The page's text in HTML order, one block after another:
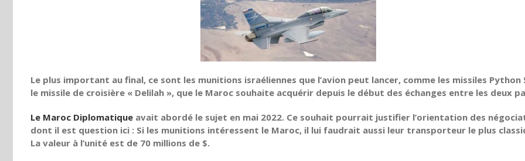
Le plus important au final, ce sont les munitions israéliennes que l’avion peut lancer, comme les missiles Python
le missile de croisière « Delilah », que le Maroc souhaite acquérir depuis le début des échanges entre les deux
Le Maroc Diplomatique avait abordé le sujet en mai 2022. Ce souhait pourrait justifier l’orientation des
dont il est question ici : Si les munitions intéressent le Maroc, il lui faudrait aussi leur transporteur le plus
La valeur à l’unité est de 70 millions de $.